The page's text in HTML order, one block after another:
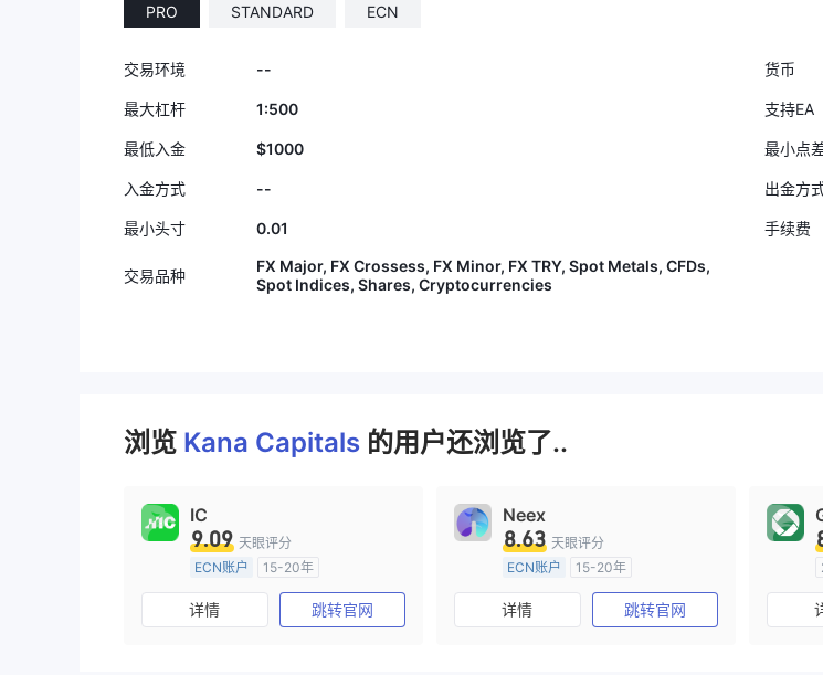
PRO STANDARD ECN
交易环境 -- 货币
最大杠杆 1:500 支持EA
最低入金 $1000 最小点
入金方式 -- 出金方
最小头寸 0.01 手续费
交易品种
FX Major, FX Crossess, FX Minor, FX TRY, Spot Metals, CFDs,
Spot Indices, Shares, Cryptocurrencies
浏览 Kana Capitals 的用户还浏览了..
IC
9.09 天眼评分
ECN账户
15-20年
澳大利亚监管
全牌照 (MM)
主标MT4
详情 跳转官网
Neex
8.63 天眼评分
ECN账户
15-20年
澳大利亚监管
全牌照 (MM)
主标MT4
详情 跳转官网